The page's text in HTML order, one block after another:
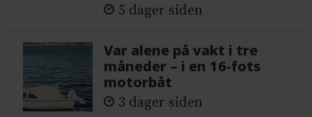
5 dager siden
Var alene på vakt i tre
måneder – i en 16-fots
motorbåt
3 dager siden